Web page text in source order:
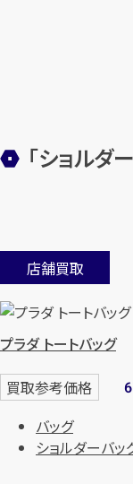
「ショル
店舗買取
プラダ トートバッグ
買取参考価格
バッグ
ショルダーバッ